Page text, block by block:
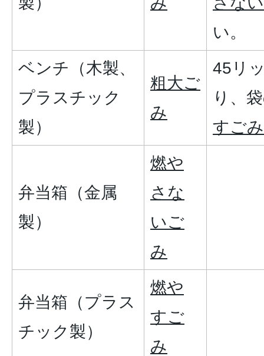
い。
ベンチ（木製、
プラスチック
製）
粗大ご
み
45リ
り、
すごみ
弁当箱（金属
製）
燃や
さな
いご
み
弁当箱（プラス
チック製）
燃や
すご
み